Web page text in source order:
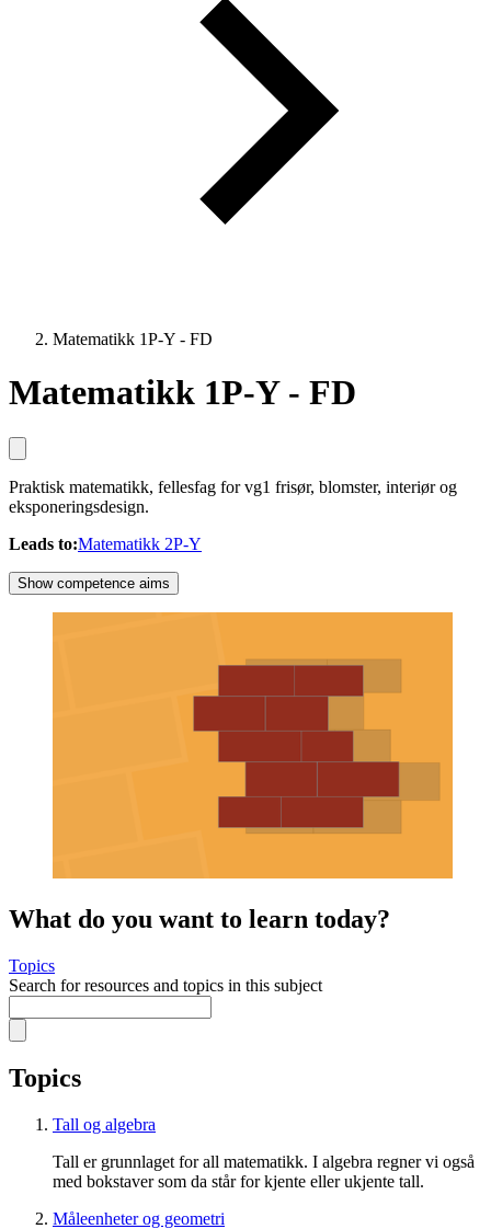
Matematikk 1P-Y - FD
Matematikk 1P-Y - FD
Praktisk matematikk, fellesfag for vg1 frisør, blomster, interiør og
eksponeringsdesign.
Leads to:Matematikk 2P-Y
Show competence aims
What do you want to learn today?
Topics
Search for resources and topics in this subject
Topics
Tall og algebra
Tall er grunnlaget for all matematikk. I algebra regner vi også
med bokstaver som da står for kjente eller ukjente tall.
Måleenheter og geometri